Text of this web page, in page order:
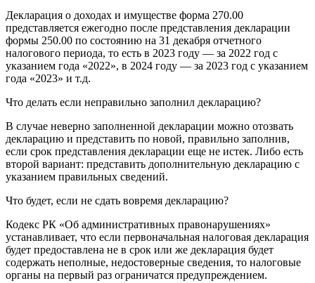
Декларация о доходах и имуществе форма 270.00
представляется ежегодно после представления декларации
формы 250.00 по состоянию на 31 декабря отчетного
налогового периода, то есть в 2023 году — за 2022 год с
указанием года «2022», в 2024 году — за 2023 год с указанием
года «2023» и т.д.
Что делать если неправильно заполнил декларацию?
В случае неверно заполненной декларации можно отозвать
декларацию и представить по новой, правильно заполнив,
если срок представления декларации еще не истек. Либо есть
второй вариант: представить дополнительную декларацию с
указанием правильных сведений.
Что будет, если не сдать вовремя декларацию?
Кодекс РК «Об административных правонарушениях»
устанавливает, что если первоначальная налоговая декларация
будет предоставлена не в срок или же декларация будет
содержать неполные, недостоверные сведения, то налоговые
органы на первый раз ограничатся предупреждением.